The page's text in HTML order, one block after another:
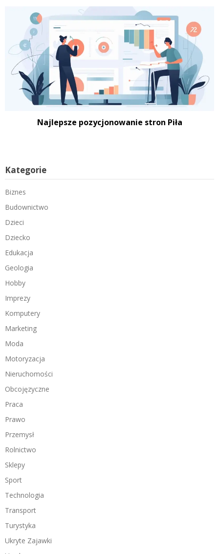
Najlepsze pozycjonowanie stron Piła
Kategorie
Biznes
Budownictwo
Dzieci
Dziecko
Edukacja
Geologia
Hobby
Imprezy
Komputery
Marketing
Moda
Motoryzacja
Nieruchomości
Obcojęzyczne
Praca
Prawo
Przemysł
Rolnictwo
Sklepy
Sport
Technologia
Transport
Turystyka
Ukryte Zajawki